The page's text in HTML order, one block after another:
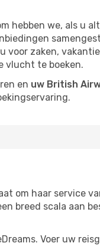
hebben we, als u
voor zaken,
vlucht te boeken.
en uw British
om haar service
breed scala aan
Voer uw